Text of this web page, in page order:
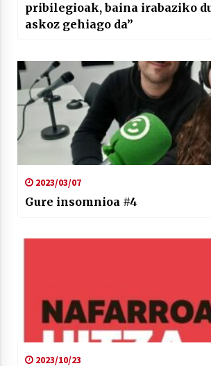
pribilegioak, baina irabaziko
askoz gehiago da”
2023/03/07
Gure insomnioa #4
2023/10/23